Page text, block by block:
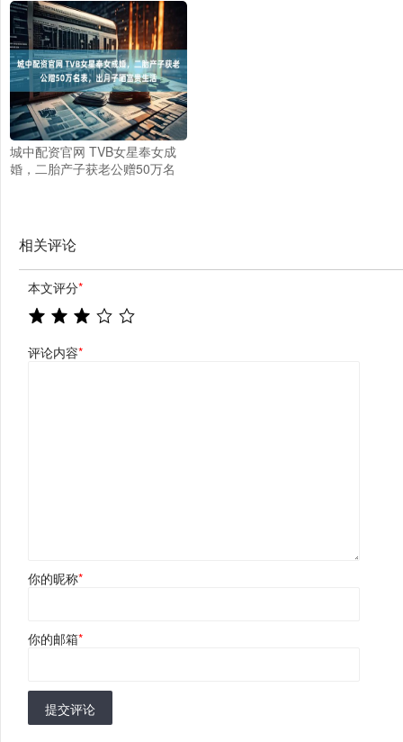
城中配资官网 TVB女星奉女成
婚，二胎产子获老公赠50万名
相关评论
本文评分*
评论内容*
你的昵称*
你的邮箱*
提交评论